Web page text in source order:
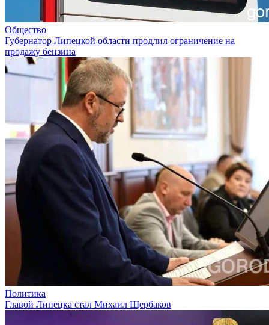
Общество
Губернатор Липецкой области продлил ограничение на
продажу бензина
Политика
Главой Липецка стал Михаил Щербаков